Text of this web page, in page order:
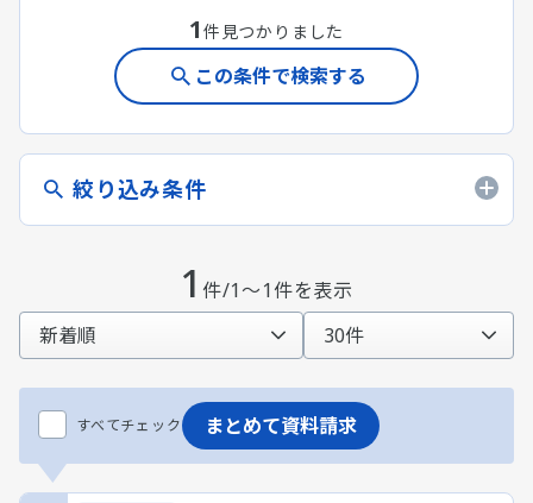
1 件見つかりました
この条件で検索する
絞り込み条件
1 件/1～1件を表示
すべてチェック まとめて資料請求